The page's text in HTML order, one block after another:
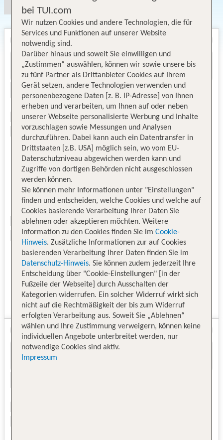
bei TUI.com
Wir nutzen Cookies und andere Technologien, die für
Services und Funktionen auf unserer Website
notwendig sind.
Darüber hinaus und soweit Sie einwilligen und
„Zustimmen“ auswählen, können wir sowie unsere bis
zu fünf Partner als Drittanbieter Cookies auf Ihrem
Gerät setzen, andere Technologien verwenden und
personenbezogene Daten [z. B. IP-Adresse] von Ihnen
erheben und verarbeiten, um Ihnen auf oder neben
unserer Webseite personalisierte Werbung und Inhalte
vorzuschlagen sowie Messungen und Analysen
durchzuführen. Dabei kann auch ein Datentransfer in
Drittstaaten [z.B. USA] möglich sein, wo vom EU-
Datenschutzniveau abgewichen werden kann und
Zugriffe von dortigen Behörden nicht ausgeschlossen
werden können.
Sie können mehr Informationen unter "Einstellungen"
finden und entscheiden, welche Cookies und welche auf
Cookies basierende Verarbeitung Ihrer Daten Sie
ablehnen oder akzeptieren möchten. Weitere
Information zu den Cookies finden Sie im Cookie-
Hinweis. Zusätzliche Informationen zur auf Cookies
basierenden Verarbeitung Ihrer Daten finden Sie im
Datenschutz-Hinweis. Sie können zudem jederzeit Ihre
Entscheidung über "Cookie-Einstellungen" [in der
Fußzeile der Webseite] durch Ausschalten der
Kategorien widerrufen. Ein solcher Widerruf wirkt sich
nicht auf die Rechtmäßigkeit der bis zum Widerruf
erfolgten Verarbeitung aus. Soweit Sie „Ablehnen“
wählen und Ihre Zustimmung verweigern, können keine
individuellen Angebote unterbreitet werden, nur
notwendige Cookies sind aktiv.
Impressum